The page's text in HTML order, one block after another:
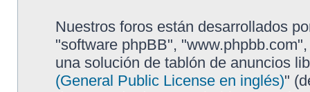
Nuestros foros están desarrollados
"software phpBB",
una solución de tablón de anuncios
(General Public License en inglés)"